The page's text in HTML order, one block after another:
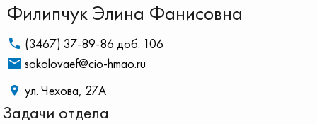
Филипчук Элина Фанисовна
(3467) 37-89-86 доб. 106
sokolovaef@cio-hmao.ru
ул. Чехова, 27А
Задачи отдела